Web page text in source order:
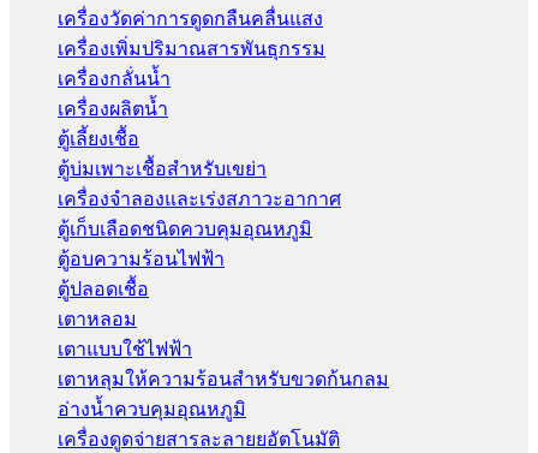
เครื่องวัดค่าการดูดกลืนคลื่นแสง
เครื่องเพิ่มปริมาณสารพันธุกรรม
เครื่องกลั่นน้ำ
เครื่องผลิตน้ำ
ตู้เลี้ยงเชื้อ
ตู้บ่มเพาะเชื้อสำหรับเขย่า
เครื่องจำลองและเร่งสภาวะอากาศ
ตู้เก็บเลือดชนิดควบคุมอุณหภูมิ
ตู้อบความร้อนไฟฟ้า
ตู้ปลอดเชื้อ
เตาหลอม
เตาแบบใช้ไฟฟ้า
เตาหลุมให้ความร้อนสำหรับขวดก้นกลม
อ่างน้ำควบคุมอุณหภูมิ
เครื่องดูดจ่ายสารละลายยอัตโนมัติ